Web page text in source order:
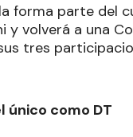
forma parte del
y volverá a una
tres
único como DT